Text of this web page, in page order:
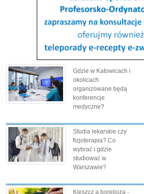
Gdzie w Katowicach i
okolicach
organizowane będą
konferencje
medyczne?
Studia lekarskie czy
fizjoterapia? Co
wybrać i gdzie
studiować w
Warszawie?
Kleszcz a borelioza -